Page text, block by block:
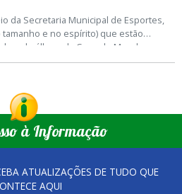
da Secretaria Municipal de Esportes,
e no espírito) que estão
do álbum da Copa do Mundo
de figurinhas que vai acontecer no
à Informação
ATUALIZAÇÕES DE TUDO QUE
AQUI